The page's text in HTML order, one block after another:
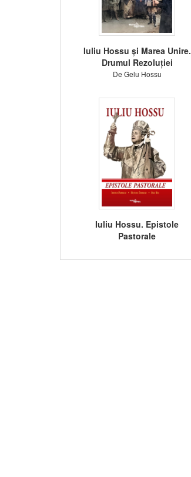
Iuliu Hossu și Marea Unire.
Drumul Rezoluției
De Gelu Hossu
Iuliu Hossu. Epistole
Pastorale